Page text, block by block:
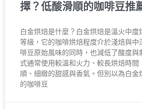
擇？低酸滑順的咖啡豆推
白金烘焙是什麼？白金烘焙是溫火中
等級，它的咖啡烘焙程度介於淺焙與中
啡豆原始風味的同時，也減低了酸度與
式通常使用較溫和火力、較長烘焙時間
順、細緻的甜感與香氣。但別以為白金
的咖啡豆